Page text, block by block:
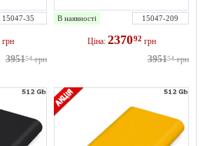
15047-35
грн
395154 грн
В наявності 15047-209
Ціна: 237092 грн
395154 грн